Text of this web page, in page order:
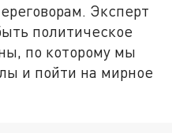
Эксперт
политическое
по которому мы
и пойти на мирное